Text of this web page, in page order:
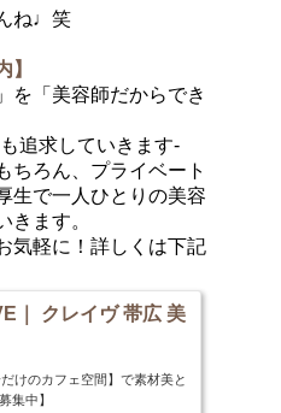
ね♩笑
】
を「美容師だからでき
追求していきます-
ちろん、プライベート
生で一人ひとりの美容
きます。
気軽に！詳しくは下記
｜ クレイヴ 帯広 美
けのカフェ空間】で素材美と
集中】